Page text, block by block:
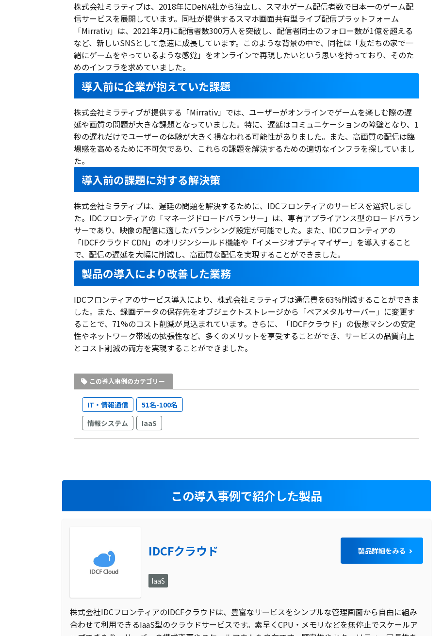
株式会社ミラティブは、2018年にDeNA社から独立し、スマホゲーム配信者数で日本一のゲーム配
信サービスを展開しています。同社が提供するスマホ画面共有型ライブ配信プラットフォーム
「Mirrativ」は、2021年2月に配信者数300万人を突破し、配信者同士のフォロー数が1億を超える
など、新しいSNSとして急速に成長しています。このような背景の中で、同社は「友だちの家で一
緒にゲームをやっているような感覚」をオンラインで再現したいという思いを持っており、そのた
めのインフラを求めていました。
導入前に企業が抱えていた課題
株式会社ミラティブが提供する「Mirrativ」では、ユーザーがオンラインでゲームを楽しむ際の遅
延や画質の問題が大きな課題となっていました。特に、遅延はコミュニケーションの障壁となり、1
秒の遅れだけでユーザーの体験が大きく損なわれる可能性がありました。また、高画質の配信は臨
場感を高めるために不可欠であり、これらの課題を解決するための適切なインフラを探していまし
た。
導入前の課題に対する解決策
株式会社ミラティブは、遅延の問題を解決するために、IDCフロンティアのサービスを選択しまし
た。IDCフロンティアの「マネージドロードバランサー」は、専有アプライアンス型のロードバラン
サーであり、映像の配信に適したバランシング設定が可能でした。また、IDCフロンティアの
「IDCFクラウド CDN」のオリジンシールド機能や「イメージオプティマイザー」を導入すること
で、配信の遅延を大幅に削減し、高画質な配信を実現することができました。
製品の導入により改善した業務
IDCフロンティアのサービス導入により、株式会社ミラティブは通信費を63%削減することができま
した。また、録画データの保存先をオブジェクトストレージから「ベアメタルサーバー」に変更す
ることで、71%のコスト削減が見込まれています。さらに、「IDCFクラウド」の仮想マシンの安定
性やネットワーク帯域の拡張性など、多くのメリットを享受することができ、サービスの品質向上
とコスト削減の両方を実現することができました。
この導入事例のカテゴリー
IT・情報通信
51名-100名
情報システム
IaaS
この導入事例で紹介した製品
IDCFクラウド 製品詳細をみる
IaaS
株式会社IDCフロンティアのIDCFクラウドは、豊富なサービスをシンプルな管理画面から自由に組み
合わせて利用できるIaaS型のクラウドサービスです。素早くCPU・メモリなどを無停止でスケールア